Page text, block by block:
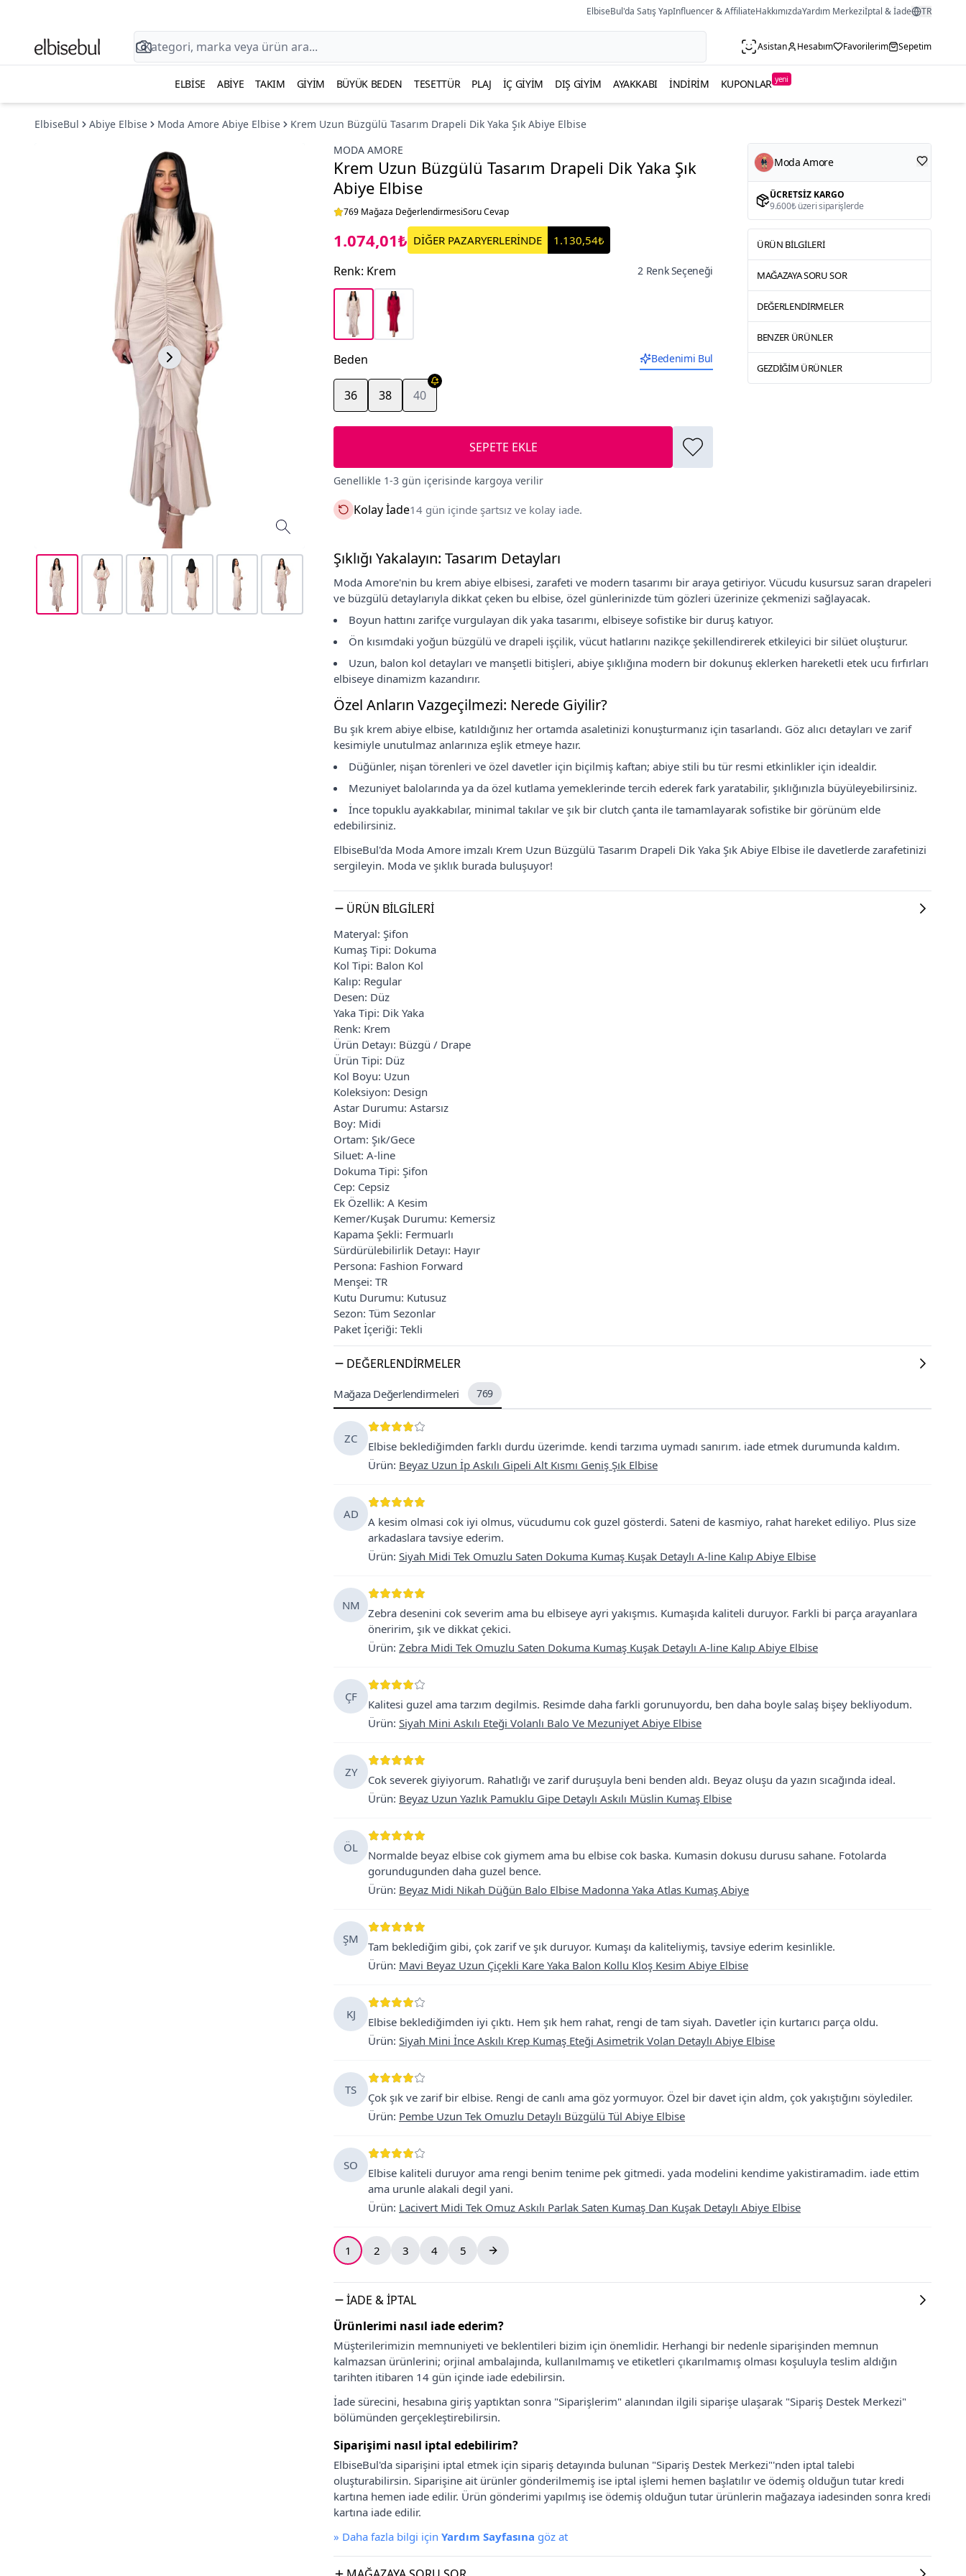
ElbiseBul'da Satış YapInfluencer & AffiliateHakkımızdaYardım Merkeziİptal & İade TR
Asistan Hesabım Favorilerim Sepetim
ELBISE ABIYE TAKIM GIYIM BÜYÜK BEDEN TESETTÜR PLAJ İÇ GIYIM DIŞ GIYIM AYAKKABI İNDIRIM KUPONLAR yeni
ElbiseBul Abiye Elbise Moda Amore Abiye Elbise
Krem Uzun Büzgülü Tasarım Drapeli Dik Yaka Şık Abiye Elbise
MODA AMORE
Krem Uzun Büzgülü Tasarım Drapeli Dik Yaka Şık
Abiye Elbise
769 Mağaza DeğerlendirmesiSoru Cevap
1.074,01₺ DİĞER PAZARYERLERİNDE 1.130,54₺
Renk: Krem 2 Renk Seçeneği
Beden Bedenimi Bul
36 38 40
SEPETE EKLE
Genellikle 1-3 gün içerisinde kargoya verilir
Kolay İade14 gün içinde şartsız ve kolay iade.
Moda Amore
ÜCRETSIZ KARGO
9.600₺ üzeri siparişlerde
ÜRÜN BILGILERI
MAĞAZAYA SORU SOR
DEĞERLENDIRMELER
BENZER ÜRÜNLER
GEZDIĞIM ÜRÜNLER
Şıklığı Yakalayın: Tasarım Detayları
Moda Amore'nin bu krem abiye elbisesi, zarafeti ve modern tasarımı bir araya getiriyor. Vücudu kusursuz saran drapeleri
ve büzgülü detaylarıyla dikkat çeken bu elbise, özel günlerinizde tüm gözleri üzerinize çekmenizi sağlayacak.
Boyun hattını zarifçe vurgulayan dik yaka tasarımı, elbiseye sofistike bir duruş katıyor.
Ön kısımdaki yoğun büzgülü ve drapeli işçilik, vücut hatlarını nazikçe şekillendirerek etkileyici bir silüet oluşturur.
Uzun, balon kol detayları ve manşetli bitişleri, abiye şıklığına modern bir dokunuş eklerken hareketli etek ucu fırfırları
elbiseye dinamizm kazandırır.
Özel Anların Vazgeçilmezi: Nerede Giyilir?
Bu şık krem abiye elbise, katıldığınız her ortamda asaletinizi konuşturmanız için tasarlandı. Göz alıcı detayları ve zarif
kesimiyle unutulmaz anlarınıza eşlik etmeye hazır.
Düğünler, nişan törenleri ve özel davetler için biçilmiş kaftan; abiye stili bu tür resmi etkinlikler için idealdir.
Mezuniyet balolarında ya da özel kutlama yemeklerinde tercih ederek fark yaratabilir, şıklığınızla büyüleyebilirsiniz.
İnce topuklu ayakkabılar, minimal takılar ve şık bir clutch çanta ile tamamlayarak sofistike bir görünüm elde
edebilirsiniz.
ElbiseBul'da Moda Amore imzalı Krem Uzun Büzgülü Tasarım Drapeli Dik Yaka Şık Abiye Elbise ile davetlerde zarafetinizi
sergileyin. Moda ve şıklık burada buluşuyor!
ÜRÜN BILGILERI
Materyal: Şifon
Kumaş Tipi: Dokuma
Kol Tipi: Balon Kol
Kalıp: Regular
Desen: Düz
Yaka Tipi: Dik Yaka
Renk: Krem
Ürün Detayı: Büzgü / Drape
Ürün Tipi: Düz
Kol Boyu: Uzun
Koleksiyon: Design
Astar Durumu: Astarsız
Boy: Midi
Ortam: Şık/Gece
Siluet: A-line
Dokuma Tipi: Şifon
Cep: Cepsiz
Ek Özellik: A Kesim
Kemer/Kuşak Durumu: Kemersiz
Kapama Şekli: Fermuarlı
Sürdürülebilirlik Detayı: Hayır
Persona: Fashion Forward
Menşei: TR
Kutu Durumu: Kutusuz
Sezon: Tüm Sezonlar
Paket İçeriği: Tekli
DEĞERLENDIRMELER
Mağaza Değerlendirmeleri 769
ZC
Elbise beklediğimden farklı durdu üzerimde. kendi tarzıma uymadı sanırım. iade etmek durumunda kaldım.
Ürün: Beyaz Uzun İp Askılı Gipeli Alt Kısmı Geniş Şık Elbise
AD
A kesim olmasi cok iyi olmus, vücudumu cok guzel gösterdi. Sateni de kasmiyo, rahat hareket ediliyo. Plus size
arkadaslara tavsiye ederim.
Ürün: Siyah Midi Tek Omuzlu Saten Dokuma Kumaş Kuşak Detaylı A-line Kalıp Abiye Elbise
NM
Zebra desenini cok severim ama bu elbiseye ayri yakışmıs. Kumaşıda kaliteli duruyor. Farkli bi parça arayanlara
öneririm, şık ve dikkat çekici.
Ürün: Zebra Midi Tek Omuzlu Saten Dokuma Kumaş Kuşak Detaylı A-line Kalıp Abiye Elbise
ÇF
Kalitesi guzel ama tarzım degilmis. Resimde daha farkli gorunuyordu, ben daha boyle salaş bişey bekliyodum.
Ürün: Siyah Mini Askılı Eteği Volanlı Balo Ve Mezuniyet Abiye Elbise
ZY
Cok severek giyiyorum. Rahatlığı ve zarif duruşuyla beni benden aldı. Beyaz oluşu da yazın sıcağında ideal.
Ürün: Beyaz Uzun Yazlık Pamuklu Gipe Detaylı Askılı Müslin Kumaş Elbise
ÖL
Normalde beyaz elbise cok giymem ama bu elbise cok baska. Kumasin dokusu durusu sahane. Fotolarda
gorundugunden daha guzel bence.
Ürün: Beyaz Midi Nikah Düğün Balo Elbise Madonna Yaka Atlas Kumaş Abiye
ŞM
Tam beklediğim gibi, çok zarif ve şık duruyor. Kumaşı da kaliteliymiş, tavsiye ederim kesinlikle.
Ürün: Mavi Beyaz Uzun Çiçekli Kare Yaka Balon Kollu Kloş Kesim Abiye Elbise
KJ
Elbise beklediğimden iyi çıktı. Hem şık hem rahat, rengi de tam siyah. Davetler için kurtarıcı parça oldu.
Ürün: Siyah Mini İnce Askılı Krep Kumaş Eteği Asimetrik Volan Detaylı Abiye Elbise
TS
Çok şık ve zarif bir elbise. Rengi de canlı ama göz yormuyor. Özel bir davet için aldm, çok yakıştığını söylediler.
Ürün: Pembe Uzun Tek Omuzlu Detaylı Büzgülü Tül Abiye Elbise
SO
Elbise kaliteli duruyor ama rengi benim tenime pek gitmedi. yada modelini kendime yakistiramadim. iade ettim
ama urunle alakali degil yani.
Ürün: Lacivert Midi Tek Omuz Askılı Parlak Saten Kumaş Dan Kuşak Detaylı Abiye Elbise
1 2 3 4 5
İADE & İPTAL
Ürünlerimi nasıl iade ederim?
Müşterilerimizin memnuniyeti ve beklentileri bizim için önemlidir. Herhangi bir nedenle siparişinden memnun
kalmazsan ürünlerini; orjinal ambalajında, kullanılmamış ve etiketleri çıkarılmamış olması koşuluyla teslim aldığın
tarihten itibaren 14 gün içinde iade edebilirsin.
İade sürecini, hesabına giriş yaptıktan sonra "Siparişlerim" alanından ilgili siparişe ulaşarak "Sipariş Destek Merkezi"
bölümünden gerçekleştirebilirsin.
Siparişimi nasıl iptal edebilirim?
ElbiseBul'da siparişini iptal etmek için sipariş detayında bulunan "Sipariş Destek Merkezi"'nden iptal talebi
oluşturabilirsin. Siparişine ait ürünler gönderilmemiş ise iptal işlemi hemen başlatılır ve ödemiş olduğun tutar kredi
kartına hemen iade edilir. Ürün gönderimi yapılmış ise ödemiş olduğun tutar ürünlerin mağazaya iadesinden sonra kredi
kartına iade edilir.
» Daha fazla bilgi için Yardım Sayfasına göz at